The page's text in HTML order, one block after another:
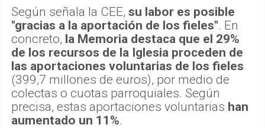
Según señala la CEE, su labor es posible
"gracias a la aportación de los fieles". En
concreto, la Memoria destaca que el 29%
de los recursos de la Iglesia proceden de
las aportaciones voluntarias de los fieles
(399,7 millones de euros), por medio de
colectas o cuotas parroquiales. Según
precisa, estas aportaciones voluntarias han
aumentado un 11%.